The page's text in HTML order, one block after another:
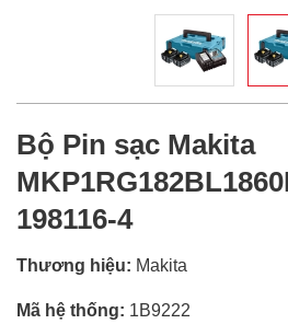
Bộ Pin sạc Makita
198116-4
Thương hiệu: Makita
Mã hệ thống: 1B9222